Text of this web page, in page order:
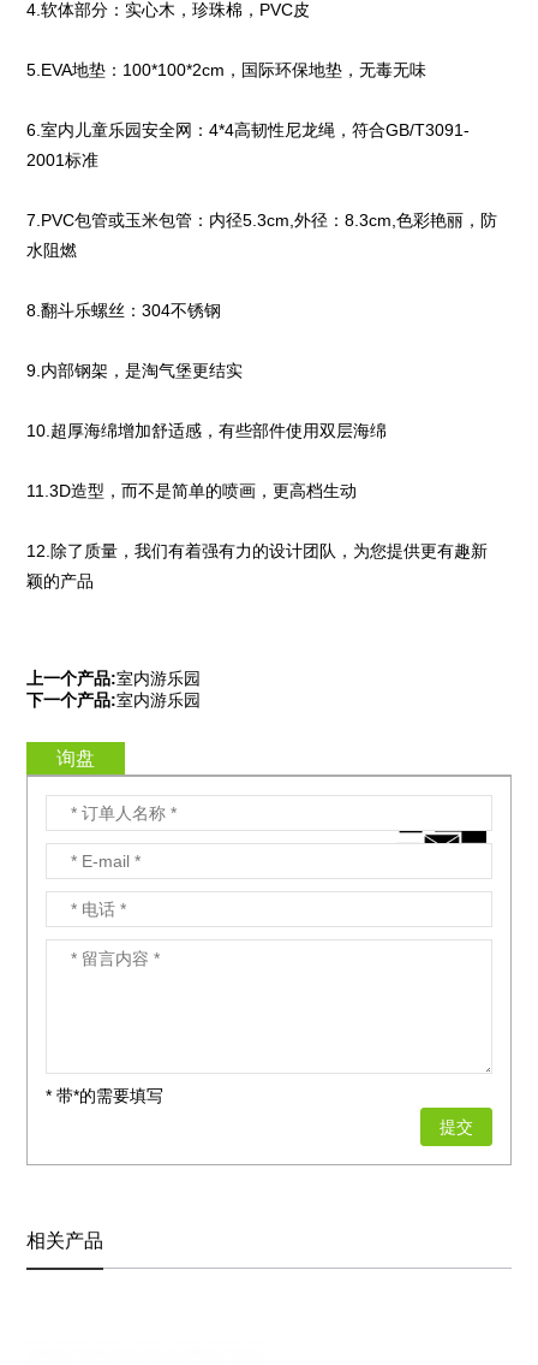
4.软体部分：实心木，珍珠棉，PVC皮
5.EVA地垫：100*100*2cm，国际环保地垫，无毒无味
6.室内儿童乐园安全网：4*4高韧性尼龙绳，符合GB/T3091-
2001标准
7.PVC包管或玉米包管：内径5.3cm,外径：8.3cm,色彩艳丽，防
水阻燃
8.翻斗乐螺丝：304不锈钢
9.内部钢架，是淘气堡更结实
10.超厚海绵增加舒适感，有些部件使用双层海绵
11.3D造型，而不是简单的喷画，更高档生动
12.除了质量，我们有着强有力的设计团队，为您提供更有趣新
颖的产品
上一个产品:室内游乐园
下一个产品:室内游乐园
询盘
* 带*的需要填写
相关产品